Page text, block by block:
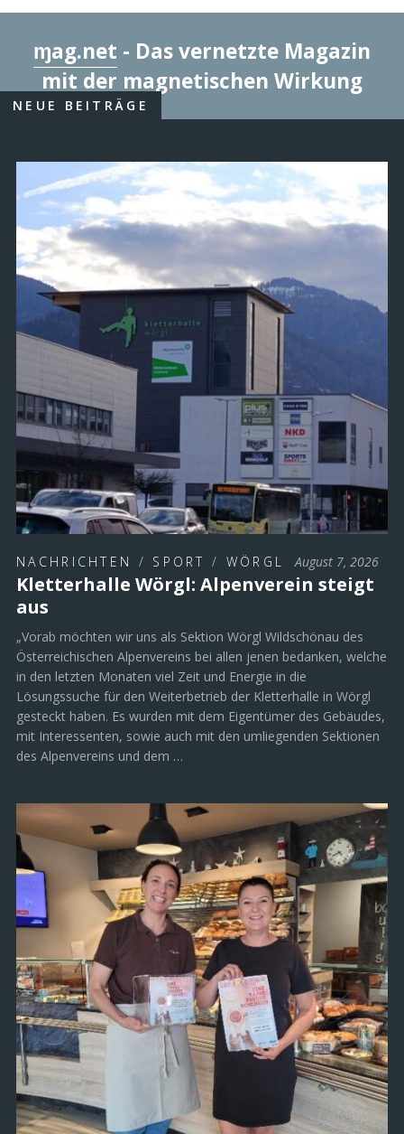
ɱag.net - Das vernetzte Magazin
mit der magnetischen Wirkung
NEUE BEITRÄGE
NACHRICHTEN / SPORT / WÖRGL August 7, 2026
Kletterhalle Wörgl: Alpenverein steigt
aus
„Vorab möchten wir uns als Sektion Wörgl Wildschönau des
Österreichischen Alpenvereins bei allen jenen bedanken, welche
in den letzten Monaten viel Zeit und Energie in die
Lösungssuche für den Weiterbetrieb der Kletterhalle in Wörgl
gesteckt haben. Es wurden mit dem Eigentümer des Gebäudes,
mit Interessenten, sowie auch mit den umliegenden Sektionen
des Alpenvereins und dem …